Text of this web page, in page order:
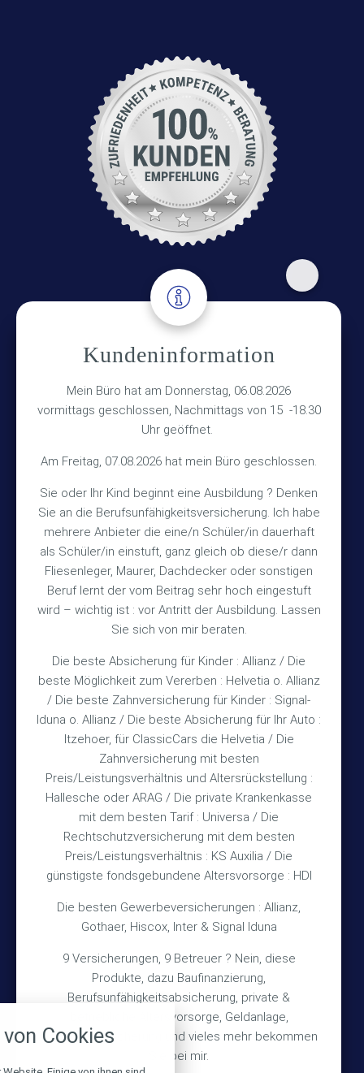
Kundeninformation
Mein Büro hat am Donnerstag, 06.08.2026
vormittags geschlossen, Nachmittags von 15 -18.30
Uhr geöffnet.
Am Freitag, 07.08.2026 hat mein Büro geschlossen.
Sie oder Ihr Kind beginnt eine Ausbildung ? Denken
Sie an die Berufsunfähigkeitsversicherung. Ich habe
mehrere Anbieter die eine/n Schüler/in dauerhaft
als Schüler/in einstuft, ganz gleich ob diese/r dann
Fliesenleger, Maurer, Dachdecker oder sonstigen
Beruf lernt der vom Beitrag sehr hoch eingestuft
wird – wichtig ist : vor Antritt der Ausbildung. Lassen
Sie sich von mir beraten.
Die beste Absicherung für Kinder : Allianz / Die
beste Möglichkeit zum Vererben : Helvetia o. Allianz
/ Die beste Zahnversicherung für Kinder : Signal-
Iduna o. Allianz / Die beste Absicherung für Ihr Auto :
Itzehoer, für ClassicCars die Helvetia / Die
Zahnversicherung mit besten
Preis/Leistungsverhältnis und Altersrückstellung :
Hallesche oder ARAG / Die private Krankenkasse
mit dem besten Tarif : Universa / Die
Rechtschutzversicherung mit dem besten
Preis/Leistungsverhältnis : KS Auxilia / Die
günstigste fondsgebundene Altersvorsorge : HDI
Die besten Gewerbeversicherungen : Allianz,
Gothaer, Hiscox, Inter & Signal Iduna
9 Versicherungen, 9 Betreuer ? Nein, diese
Produkte, dazu Baufinanzierung,
Berufsunfähigkeitsabsicherung, private &
betriebliche Altersvorsorge, Geldanlage,
Gebäudeversicherung und vieles mehr bekommen
Sie bei mir.
Adresse
Versicherungsmakler Haberkamp GmbH
Hinterkampstr.1a
30890 Barsinghausen
Kontakt
TEL +49 (5105) 1811
FAX +49 (5105) 2720
MAIL vmh1a@web.de
Bürozeiten
Mo – Fr 10:15 – 12:00 Uhr
und nach Vereinbarung
Rechtliches
Impressum
Datenschutz
Erstinformation
Wichtiges
Über mich
Bedarfsermittlung
Schadensmeldung
Cookies
alle verwendeten Cookies und
zu blockieren.